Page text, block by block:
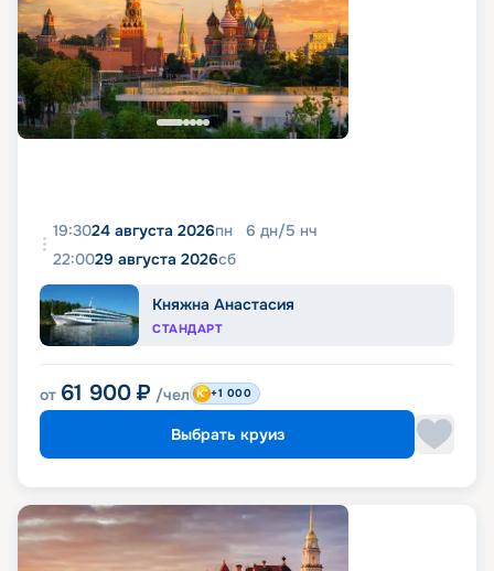
19:3024 августа 2026пн 6 дн/5 нч
22:0029 августа 2026сб
Княжна Анастасия
СТАНДАРТ
от 61 900 ₽ /чел +1 000
Выбрать круиз